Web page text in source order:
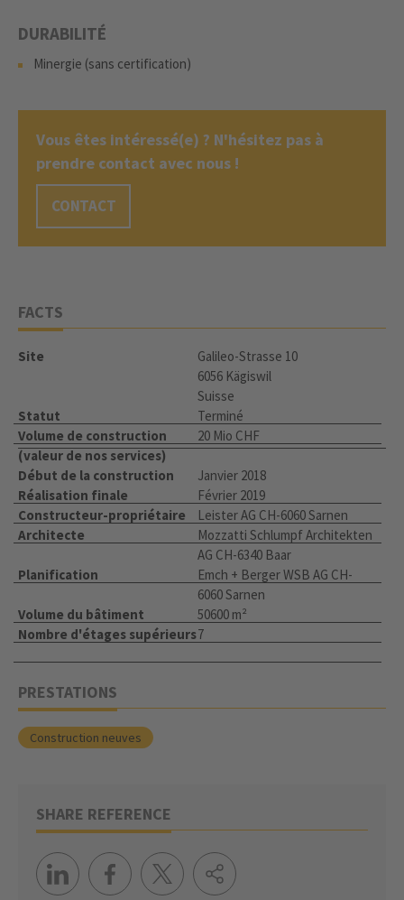
DURABILITÉ
Minergie (sans certification)
Vous êtes intéressé(e) ? N'hésitez pas à
prendre contact avec nous !
CONTACT
FACTS
Site
Galileo-Strasse 10
6056 Kägiswil
Suisse
Statut
Terminé
Volume de construction
(valeur de nos services)
20 Mio CHF
Début de la construction
Janvier 2018
Réalisation finale
Février 2019
Constructeur-propriétaire
Leister AG CH-6060 Sarnen
Architecte
Mozzatti Schlumpf Architekten
AG CH-6340 Baar
Planification
Emch + Berger WSB AG CH-
6060 Sarnen
Volume du bâtiment
50600 m²
Nombre d'étages supérieurs7
PRESTATIONS
Construction neuves
SHARE REFERENCE